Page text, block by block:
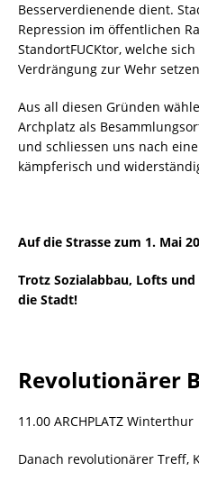
Besserverdienende dient.
Repression im öffentlichen
StandortFUCKtor, welche
Verdrängung zur Wehr
Aus all diesen Gründen
Archplatz als
und schliessen uns nach
kämpferisch und
Auf die Strasse zum 1. Mai
Trotz Sozialabbau, Lofts
die Stadt!
Revolutionärer
11.00 ARCHPLATZ Winterthur
Danach revolutionärer Treff,